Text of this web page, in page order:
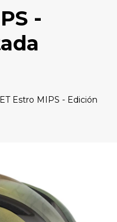
-
Estro MIPS - Edición